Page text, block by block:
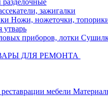
разделочные
зажигалки
Ножи, ножеточки,
утварь
ДЛЯ РЕМОНТА